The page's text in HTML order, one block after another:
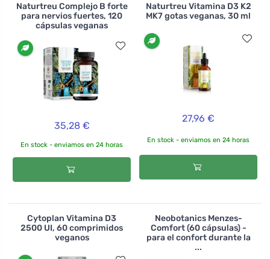
Naturtreu Complejo B forte
para nervios fuertes, 120
cápsulas veganas
35,28 €
En stock - enviamos en 24 horas
Naturtreu Vitamina D3 K2
MK7 gotas veganas, 30 ml
27,96 €
En stock - enviamos en 24 horas
Cytoplan Vitamina D3
2500 UI, 60 comprimidos
veganos
Neobotanics Menzes-
Comfort (60 cápsulas) -
para el confort durante la
...